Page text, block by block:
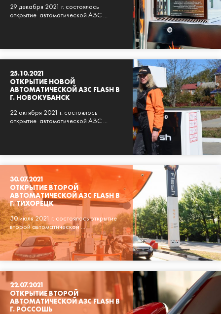
29 декабря 2021 г. состоялось
открытие автоматической АЗС ...
25.10.2021
ОТКРЫТИЕ НОВОЙ
АВТОМАТИЧЕСКОЙ АЗС FLASH В
Г. НОВОКУБАНСК
22 октября 2021 г. состоялось
открытие автоматической АЗС ...
30.07.2021
ОТКРЫТИЕ ВТОРОЙ
АВТОМАТИЧЕСКОЙ АЗС FLASH В
Г. ТИХОРЕЦК
30 июля 2021 г. состоялось открытие
второй автоматической ...
22.07.2021
ОТКРЫТИЕ ВТОРОЙ
АВТОМАТИЧЕСКОЙ АЗС FLASH В
Г. РОССОШЬ